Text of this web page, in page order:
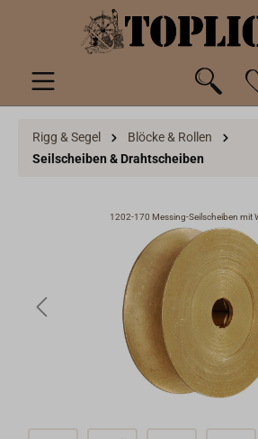
springen
Rigg & Segel
Blöcke & Rollen
Seilscheiben & Drahtscheiben
1202-170 Messing-Seilscheiben mit